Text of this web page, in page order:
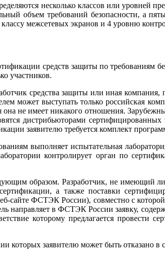
несколько классов или уровней
объем требований безопасности, а
межсетевых экранов и 4 уровню
средств защиты по требованиям
участников.
средства защиты или иная
может выступать только российская
она не имеет никакого отношения.
дистрибьюторами
заявителю требуется комплект
выполняет испытательная
контролирует орган по
образом. Разработчик, не имеющий
а также поставки
сайте ФСТЭК России), совместно с
направляет в ФСТЭК России заявку,
которому предлагается
которых заявителю может быть отказано в